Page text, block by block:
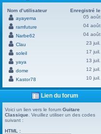
Nom d’utilisateur
Enregistré le
ayayema
05 août
ramfuture
04 août
Narbe62
04 août
Clau
23 juil.
soleil
17 juil.
yaya
13 juil.
dome
12 juil.
Kastor78
10 juil.
Lien du forum
Voici un lien vers le forum Guitare
Classique . Veuillez utiliser un des codes
suivant :
HTML :